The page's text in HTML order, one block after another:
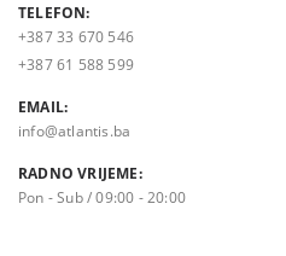
TELEFON:
+387 33 670 546
+387 61 588 599
EMAIL:
info@atlantis.ba
RADNO VRIJEME:
Pon - Sub / 09:00 - 20:00